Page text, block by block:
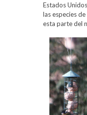
Estados
las especies
esta parte del